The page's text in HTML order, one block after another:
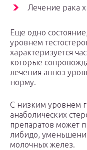
Лечение рака
Еще одно
уровнем
характеризуется
которые
лечения апноэ
норму.
С низким уровнем
анаболических
препаратов может
либидо,
молочных желез.